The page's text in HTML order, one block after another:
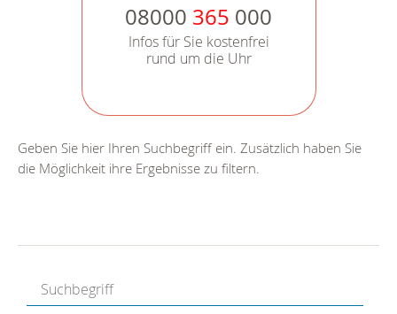
08000 365 000
Infos für Sie kostenfrei
rund um die Uhr
Geben Sie hier Ihren Suchbegriff ein. Zusätzlich haben Sie
die Möglichkeit ihre Ergebnisse zu filtern.